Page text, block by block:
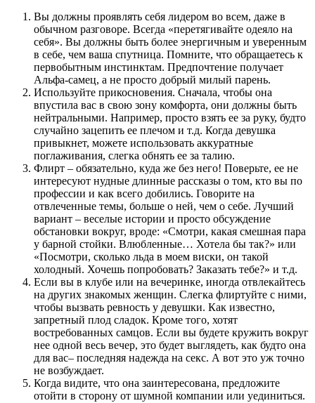
Вы должны проявлять себя лидером во всем, даже в
обычном разговоре. Всегда «перетягивайте одеяло на
себя». Вы должны быть более энергичным и уверенным
в себе, чем ваша спутница. Помните, что обращаетесь к
первобытным инстинктам. Предпочтение получает
Альфа-самец, а не просто добрый милый парень.
Используйте прикосновения. Сначала, чтобы она
впустила вас в свою зону комфорта, они должны быть
нейтральными. Например, просто взять ее за руку, будто
случайно зацепить ее плечом и т.д. Когда девушка
привыкнет, можете использовать аккуратные
поглаживания, слегка обнять ее за талию.
Флирт – обязательно, куда же без него! Поверьте, ее не
интересуют нудные длинные рассказы о том, кто вы по
профессии и как всего добились. Говорите на
отвлеченные темы, больше о ней, чем о себе. Лучший
вариант – веселые истории и просто обсуждение
обстановки вокруг, вроде: «Смотри, какая смешная пара
у барной стойки. Влюбленные… Хотела бы так?» или
«Посмотри, сколько льда в моем виски, он такой
холодный. Хочешь попробовать? Заказать тебе?» и т.д.
Если вы в клубе или на вечеринке, иногда отвлекайтесь
на других знакомых женщин. Слегка флиртуйте с ними,
чтобы вызвать ревность у девушки. Как известно,
запретный плод сладок. Кроме того, хотят
востребованных самцов. Если вы будете кружить вокруг
нее одной весь вечер, это будет выглядеть, как будто она
для вас– последняя надежда на секс. А вот это уж точно
не возбуждает.
Когда видите, что она заинтересована, предложите
отойти в сторону от шумной компании или уединиться.